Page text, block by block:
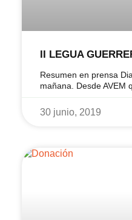
II LEGUA
Resumen en prensa
mañana. Desde AVEM
30 junio, 2019